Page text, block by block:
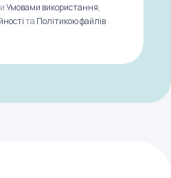
Умовами використання,
та Політикою файлів